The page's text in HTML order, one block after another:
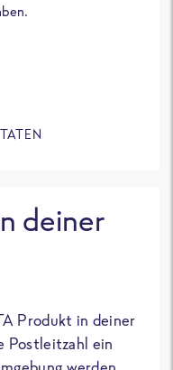
deiner
Produkt in deiner
Postleitzahl ein